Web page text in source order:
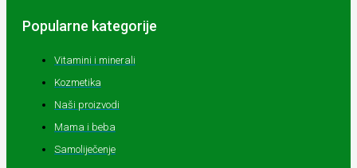
Popularne kategorije
Vitamini i minerali
Kozmetika
Naši proizvodi
Mama i beba
Samoliječenje